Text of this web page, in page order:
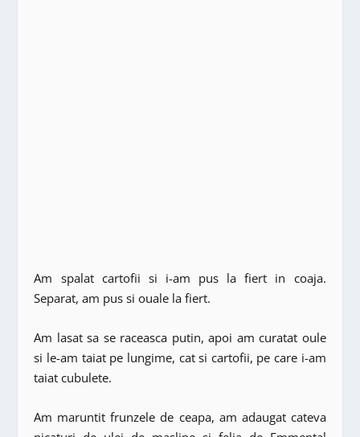
Am spalat cartofii si i-am pus la fiert in coaja.
Separat, am pus si ouale la fiert.
Am lasat sa se raceasca putin, apoi am curatat oule
si le-am taiat pe lungime, cat si cartofii, pe care i-am
taiat cubulete.
Am maruntit frunzele de ceapa, am adaugat cateva